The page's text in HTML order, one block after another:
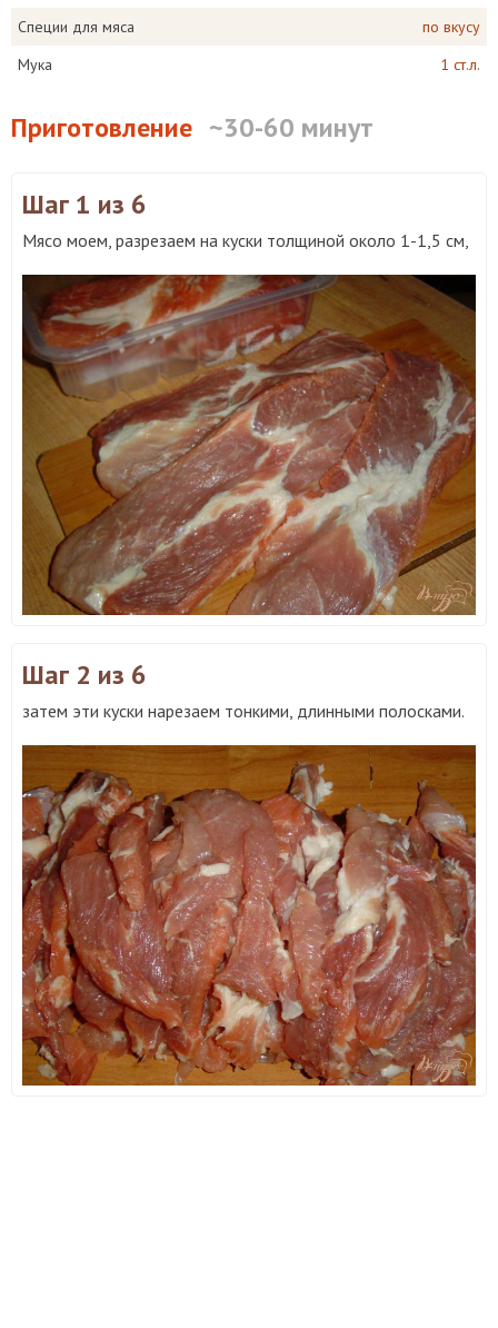
Специи для мяса
по вкусу
Мука
1 ст.л.
Приготовление ~30-60 минут
Шаг 1 из 6
Мясо моем, разрезаем на куски толщиной около 1-1,5 см,
Шаг 2 из 6
затем эти куски нарезаем тонкими, длинными полосками.